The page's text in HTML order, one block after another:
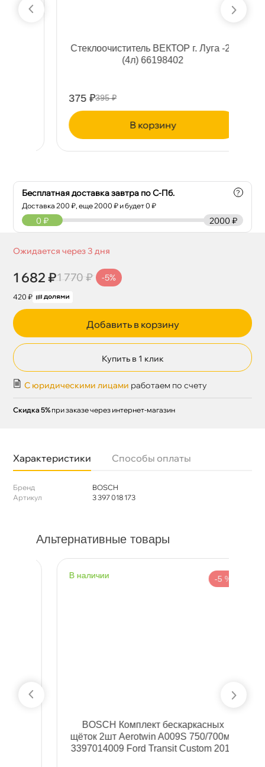
Стеклоочиститель ВЕКТОР г. Луга -20
(4л) 66198402
375 ₽395 ₽
корзину
Бесплатная доставка завтра по С-Пб.
Доставка200 ₽, еще2000 ₽ и будет 0 ₽
?
2000 ₽
0 ₽
Ожидается через 3 дня
1 682 ₽1 770 ₽ -5%
420 ₽
Добавить в корзину
Купить в 1 клик
С юридическими лицами работаем по счету
Скидка 5% при заказе через интернет-магазин
Характеристики Способы оплаты
Бренд
BOSCH
Артикул
3 397 018 173
Альтернативные товары
наличии -5 %
BOSCH Комплект бескаркасных
щёток 2шт Aerotwin A009S 750/700мм
3397014009 Ford Transit Custom 2012